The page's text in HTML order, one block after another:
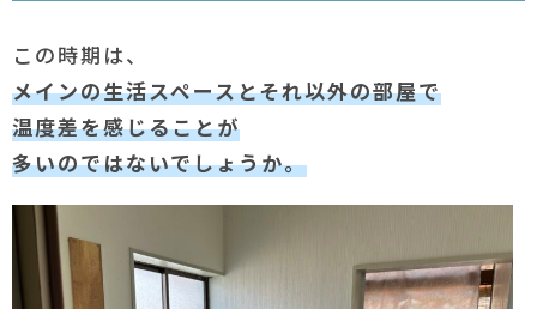
この時期は、
メインの生活スペースとそれ以外の部屋で
温度差を感じることが
多いのではないでしょうか。